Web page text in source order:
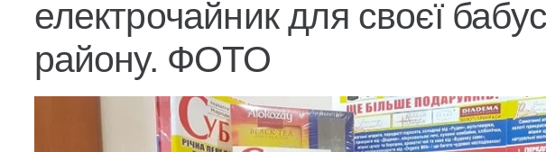
електрочайник для своєї
району. ФОТО